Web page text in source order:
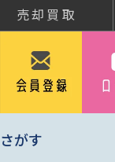
売却買取
がす